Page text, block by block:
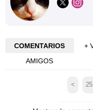
COMENTARIOS
+
AMIGOS
< 25